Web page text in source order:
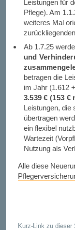
Leistungen für
Pflege). Am
weiteres Mal
Ab 1.7.25
und
betragen die
im Jahr (1.612
3.539 € (153 €
Leistungen, die
übertragen
ein flexibel
Wartezeit
Nutzung als
Alle diese
Kurz-Link zu dieser